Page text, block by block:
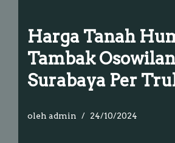
Harga Tanah
Tambak
Surabaya Per
oleh admin 24/10/2024